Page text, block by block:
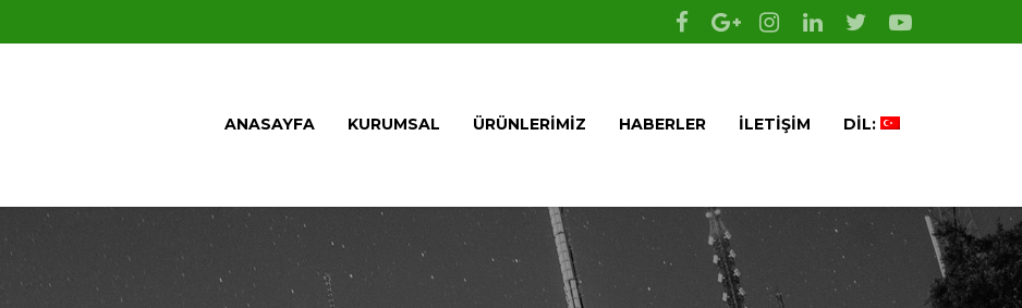
ANASAYFA KURUMSAL ÜRÜNLERIMIZ HABERLER İLETIŞIM DIL: